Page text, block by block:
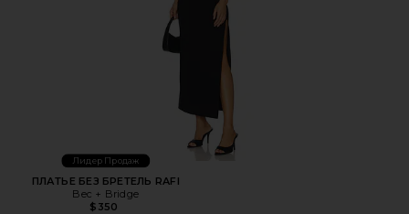
Лидер Продаж
ПЛАТЬЕ БЕЗ БРЕТЕЛЬ RAFI
Bec + Bridge
$350